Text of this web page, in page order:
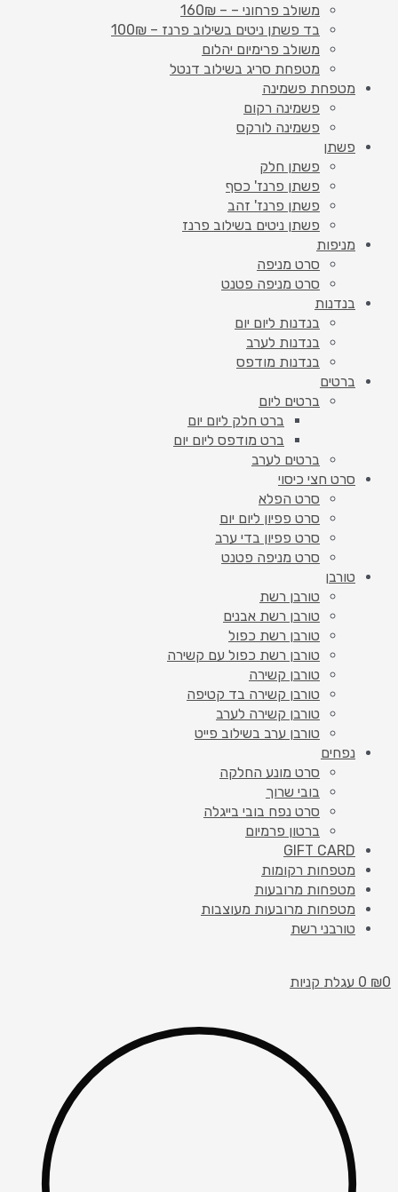
משולב פרחוני – – 160₪
בד פשתן ניטים בשילוב פרנז – 100₪
משולב פרימיום יהלום
מטפחת סריג בשילוב דנטל
מטפחת פשמינה
פשמינה רקום
פשמינה לורקס
פשתן
פשתן חלק
פשתן פרנז' כסף
פשתן פרנז' זהב
פשתן ניטים בשילוב פרנז
מניפות
סרט מניפה
סרט מניפה פטנט
בנדנות
בנדנות ליום יום
בנדנות לערב
בנדנות מודפס
ברטים
ברטים ליום
ברט חלק ליום יום
ברט מודפס ליום יום
ברטים לערב
סרט חצי כיסוי
סרט הפלא
סרט פפיון ליום יום
סרט פפיון בדי ערב
סרט מניפה פטנט
טורבן
טורבן רשת
טורבן רשת אבנים
טורבן רשת כפול
טורבן רשת כפול עם קשירה
טורבן קשירה
טורבן קשירה בד קטיפה
טורבן קשירה לערב
טורבן ערב בשילוב פייט
נפחים
סרט מונע החלקה
בובי שרוך
סרט נפח בובי בייגלה
ברטון פרמיום
GIFT CARD
מטפחות רקומות
מטפחות מרובעות
מטפחות מרובעות מעוצבות
טורבני רשת
₪0
0 עגלת קניות